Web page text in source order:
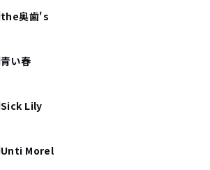
the奥歯's
青い春
Sick Lily
Unti Morel